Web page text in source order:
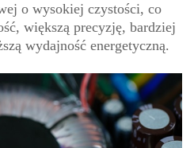
o wysokiej czystości, co
większą precyzję, bardziej
wydajność energetyczną.